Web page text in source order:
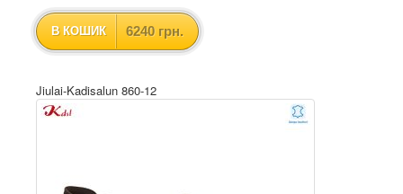
В КОШИК 6240 грн.
Jiulai-Kadisalun 860-12